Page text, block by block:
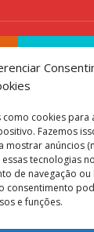
cookies para
Fazemos
mostrar anúncios
tecnologias
de navegação ou
consentimento
e funções.